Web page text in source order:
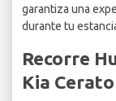
garantiza una
durante tu
Recorre
Kia